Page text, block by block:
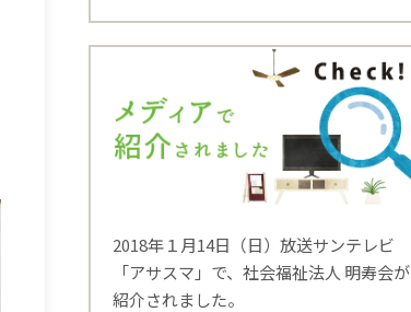
2018年１月14日（日）放送サンテレビ
「アサスマ」で、社会福祉法人 明寿会が
紹介されました。